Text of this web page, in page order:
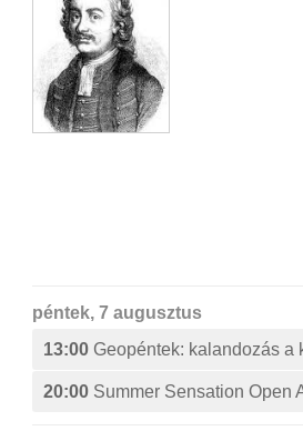
péntek, 7 augusztus
13:00 Geopéntek: kalandozás
20:00 Summer Sensation Open